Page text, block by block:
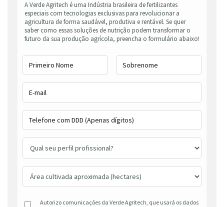
A Verde Agritech é uma Indústria brasileira de fertilizantes
especiais com tecnologias exclusivas para revolucionar a
agricultura de forma saudável, produtiva e rentável. Se quer
saber como essas soluções de nutrição podem transformar o
futuro da sua produção agrícola, preencha o formulário abaixo!
Autorizo comunicações da Verde Agritech, que usará os dados